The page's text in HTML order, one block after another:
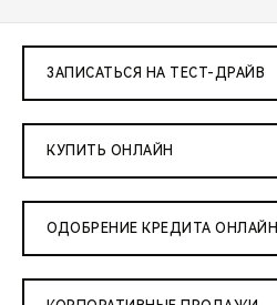
ЗАПИСАТЬСЯ НА ТЕСТ-ДРАЙВ
КУПИТЬ ОНЛАЙН
ОДОБРЕНИЕ КРЕДИТА ОНЛАЙН